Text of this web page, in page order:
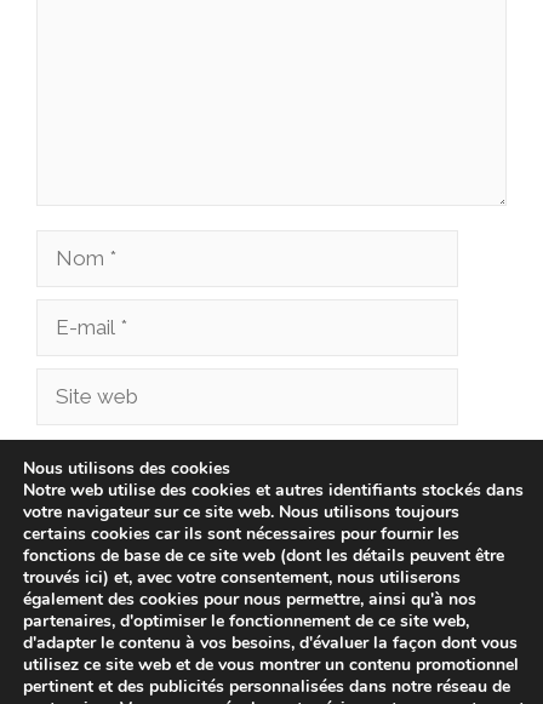
Nom
Site
Enregistrer mon nom, mon e-mail et mon site
dans le navigateur pour mon prochain
commentaire.
Nous utilisons des cookies
Notre web utilise des cookies et autres identifiants stockés dans
votre navigateur sur ce site web. Nous utilisons toujours
certains cookies car ils sont nécessaires pour fournir les
fonctions de base de ce site web (dont les détails peuvent être
trouvés ici) et, avec votre consentement, nous utiliserons
également des cookies pour nous permettre, ainsi qu'à nos
partenaires, d'optimiser le fonctionnement de ce site web,
d'adapter le contenu à vos besoins, d'évaluer la façon dont vous
utilisez ce site web et de vous montrer un contenu promotionnel
pertinent et des publicités personnalisées dans notre réseau de